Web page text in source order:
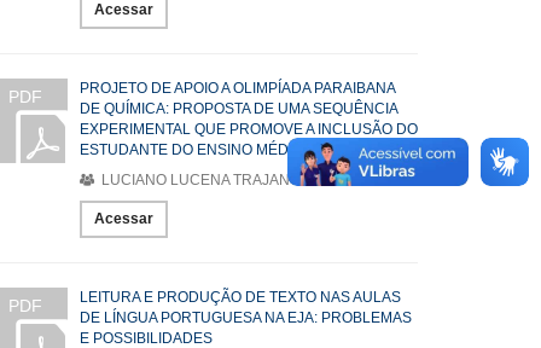
Acessar
PDF
PROJETO DE APOIO A OLIMPÍADA PARAIBANA
DE QUÍMICA: PROPOSTA DE UMA SEQUÊNCIA
EXPERIMENTAL QUE PROMOVE A INCLUSÃO DO
ESTUDANTE DO ENSINO MÉDIO
LUCIANO LUCENA TRAJANO
Acessar
PDF
LEITURA E PRODUÇÃO DE TEXTO NAS AULAS
DE LÍNGUA PORTUGUESA NA EJA: PROBLEMAS
E POSSIBILIDADES